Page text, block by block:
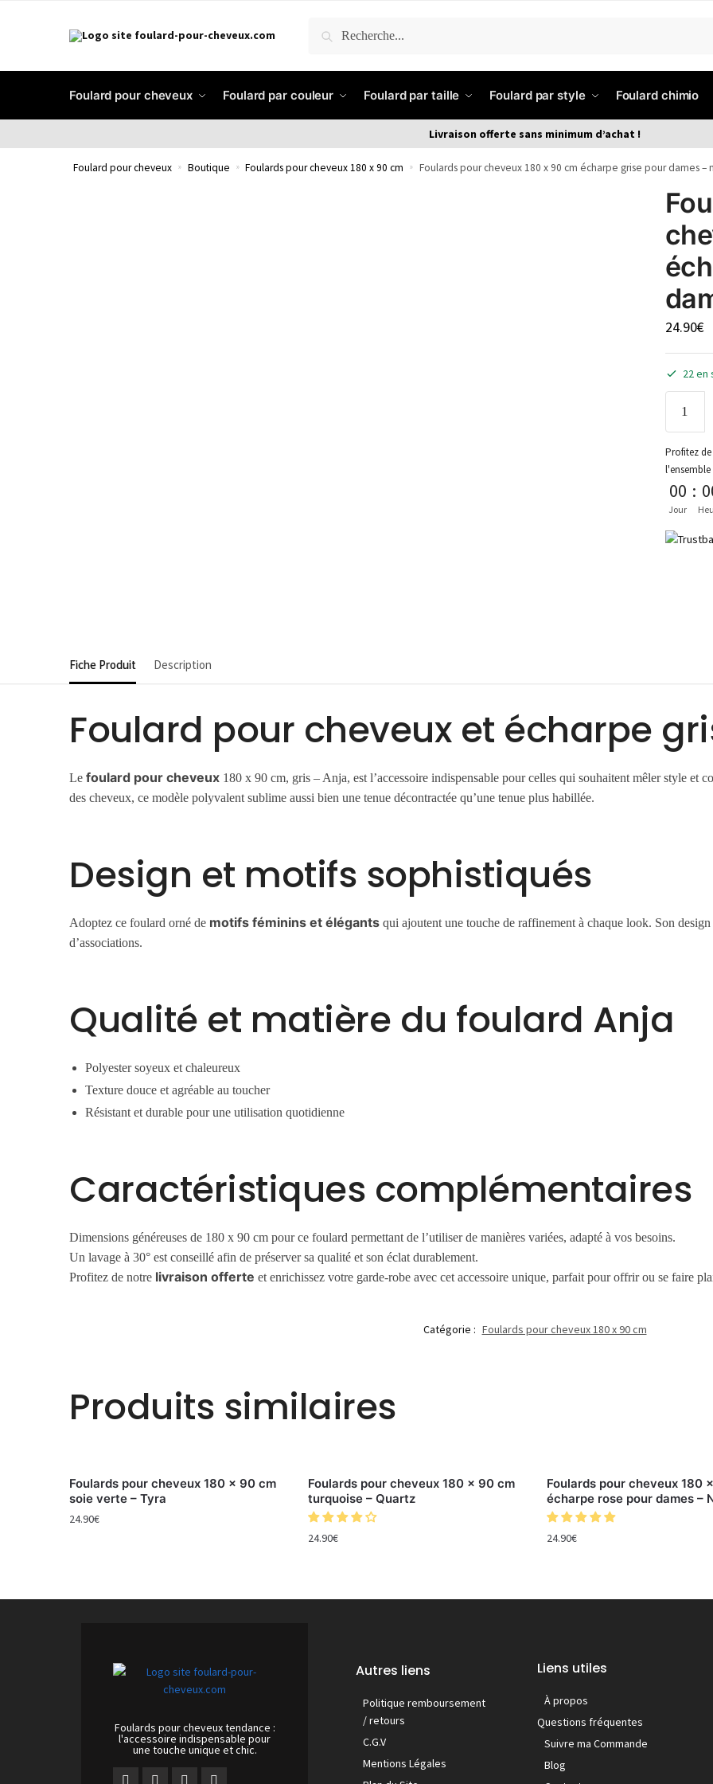
RECHERCHE
Foulard pour cheveux Foulard par couleur Foulard par taille Foulard par style Foulard chimio
Livraison offerte sans minimum d’achat !
Foulard pour cheveux » Boutique » Foulards pour cheveux 180 x 90 cm » Foulards pour cheveux 180 x 90 cm écharpe grise pour dames –
24.90€
22 en
Profitez
00
Jour
:
Fiche Produit Description
Foulard pour cheveux et écharpe
Lefoulard pour cheveux 180 x 90 cm, gris – Anja, est l’accessoire indispensable pour celles qui souhaitent mêler style et
des cheveux, ce modèle polyvalent sublime aussi bien une tenue décontractée qu’une tenue plus habillée.
Design et motifs sophistiqués
Adoptez ce foulard orné de motifs féminins et élégants qui ajoutent une touche de raffinement à chaque look. Son
d’associations.
Qualité et matière du foulard Anja
Polyester soyeux et chaleureux
Texture douce et agréable au toucher
Résistant et durable pour une utilisation quotidienne
Caractéristiques complémentaires
Dimensions généreuses de 180 x 90 cm pour ce foulard permettant de l’utiliser de manières variées, adapté à vos besoins.
Un lavage à 30° est conseillé afin de préserver sa qualité et son éclat durablement.
Profitez de notre livraison offerte et enrichissez votre garde-robe avec cet accessoire unique, parfait pour offrir ou se faire
Catégorie : Foulards pour cheveux 180 x 90 cm
Produits similaires
Foulards pour cheveux 180 x 90 cm
soie verte – Tyra
24.90€
Foulards pour cheveux 180 x 90 cm
turquoise – Quartz
24.90€
Foulards pour cheveux 180
écharpe rose pour dames –
24.90€
Foulards pour cheveux tendance :
l'accessoire indispensable pour
une touche unique et chic.
Autres liens
Politique remboursement
/ retours
C.G.V
Mentions Légales
Liens utiles
À propos
Questions fréquentes
Suivre ma Commande
Blog